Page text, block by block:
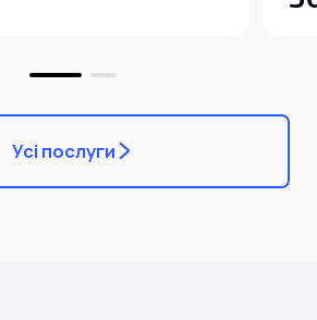
Усі послуги